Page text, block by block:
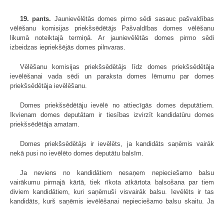
19. pants. Jaunievēlētās domes pirmo sēdi sasauc pašvaldības
vēlēšanu komisijas priekšsēdētājs Pašvaldības domes vēlēšanu
likumā noteiktajā termiņā. Ar jaunievēlētās domes pirmo sēdi
izbeidzas iepriekšējās domes pilnvaras.
Vēlēšanu komisijas priekšsēdētājs līdz domes priekšsēdētāja
ievēlēšanai vada sēdi un paraksta domes lēmumu par domes
priekšsēdētāja ievēlēšanu.
Domes priekšsēdētāju ievēlē no attiecīgās domes deputātiem.
Ikvienam domes deputātam ir tiesības izvirzīt kandidatūru domes
priekšsēdētāja amatam.
Domes priekšsēdētājs ir ievēlēts, ja kandidāts saņēmis vairāk
nekā pusi no ievēlēto domes deputātu balsīm.
Ja neviens no kandidātiem nesaņem nepieciešamo balsu
vairākumu pirmajā kārtā, tiek rīkota atkārtota balsošana par tiem
diviem kandidātiem, kuri saņēmuši visvairāk balsu. Ievēlēts ir tas
kandidāts, kurš saņēmis ievēlēšanai nepieciešamo balsu skaitu. Ja